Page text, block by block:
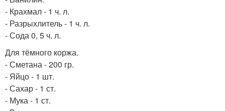
- Крахмал - 1 ч. л.
- Разрыхлитель - 1 ч. л.
- Сода 0, 5 ч. л.
Для тёмного коржа.
- Сметана - 200 гр.
- Яйцо - 1 шт.
- Сахар - 1 ст.
- Мука - 1 ст.